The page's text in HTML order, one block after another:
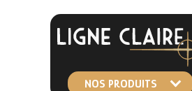
NOS PRODUITS